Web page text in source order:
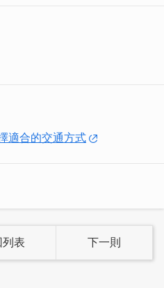
雜貨小吃兼車繡綉軍服臂章，
適合的交通方式
列表 下一則